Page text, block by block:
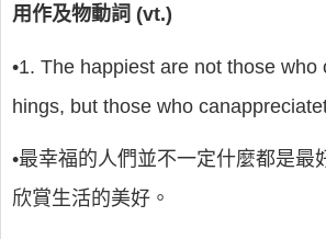
用作及物動詞 (vt.)
•1. The happiest are not those who
hings, but those who
•最幸福的人們並不一定什麼都是最
欣賞生活的美好。